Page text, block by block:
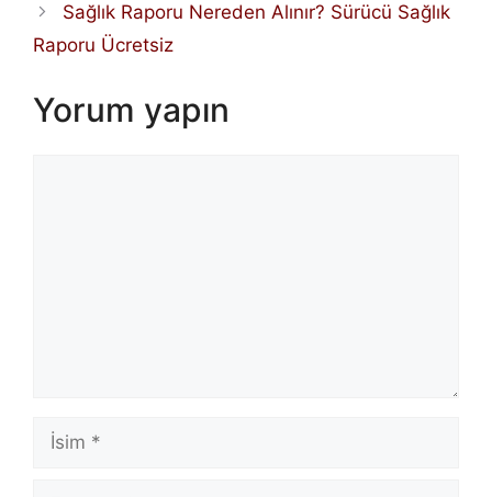
Sağlık Raporu Nereden Alınır? Sürücü Sağlık
Raporu Ücretsiz
Yorum yapın
İsim